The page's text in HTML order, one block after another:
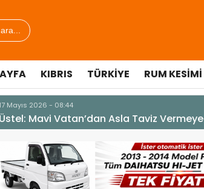
KIBRIS TÜRKIYE RUM KESIMI
7 Ağustos 2026 - 12:36
ÜSTEL: “ERENKÖY RUHU SONSUZA DEK